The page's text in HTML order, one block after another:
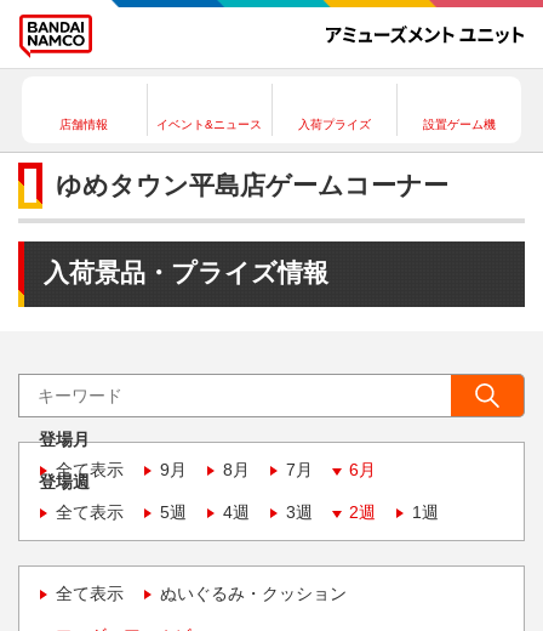
店舗情報 イベント&ニュース 入荷プライズ 設置ゲーム機
ゆめタウン平島店ゲームコーナー
入荷景品・プライズ情報
登場月
全て表示
9月 8月 7月 6月
登場週
全て表示
5週 4週 3週 2週 1週
全て表示 ぬいぐるみ・クッション